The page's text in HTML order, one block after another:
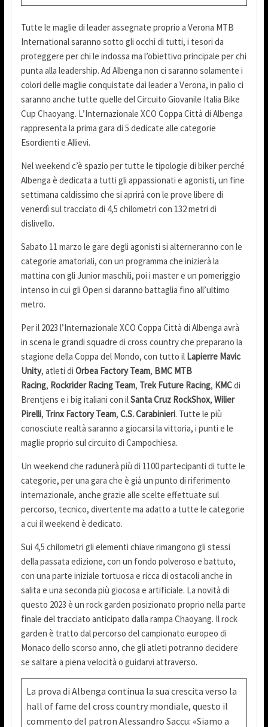
Tutte le maglie di leader assegnate proprio a Verona MTB
International saranno sotto gli occhi di tutti, i tesori da
proteggere per chi le indossa ma l’obiettivo principale per chi
punta alla leadership. Ad Albenga non ci saranno solamente i
colori delle maglie conquistate dai leader a Verona, in palio ci
saranno anche tutte quelle del Circuito Giovanile Italia Bike
Cup Chaoyang. L’Internazionale XCO Coppa Città di Albenga
rappresenta la prima gara di 5 dedicate alle categorie
Esordienti e Allievi.
Nel weekend c’è spazio per tutte le tipologie di biker perché
Albenga è dedicata a tutti gli appassionati e agonisti, un fine
settimana caldissimo che si aprirà con le prove libere di
venerdì sul tracciato di 4,5 chilometri con 132 metri di
dislivello.
Sabato 11 marzo le gare degli agonisti si alterneranno con le
categorie amatoriali, con un programma che inizierà la
mattina con gli Junior maschili, poi i master e un pomeriggio
intenso in cui gli Open si daranno battaglia fino all’ultimo
metro.
Per il 2023 l’Internazionale XCO Coppa Città di Albenga avrà
in scena le grandi squadre di cross country che preparano la
stagione della Coppa del Mondo, con tutto il Lapierre Mavic
Unity, atleti di Orbea Factory Team, BMC MTB
Racing, Rockrider Racing Team, Trek Future Racing, KMCdi
Brentjens e i big italiani con ilSanta Cruz RockShox, Wilier
Pirelli, Trinx Factory Team, C.S. Carabinieri. Tutte le più
conosciute realtà saranno a giocarsi la vittoria, i punti e le
maglie proprio sul circuito di Campochiesa.
Un weekend che radunerà più di 1100 partecipanti di tutte le
categorie, per una gara che è già un punto di riferimento
internazionale, anche grazie alle scelte effettuate sul
percorso, tecnico, divertente ma adatto a tutte le categorie
a cui il weekend è dedicato.
Sui 4,5 chilometri gli elementi chiave rimangono gli stessi
della passata edizione, con un fondo polveroso e battuto,
con una parte iniziale tortuosa e ricca di ostacoli anche in
salita e una seconda più giocosa e artificiale. La novità di
questo 2023 è un rock garden posizionato proprio nella parte
finale del tracciato anticipato dalla rampa Chaoyang. Il rock
garden è tratto dal percorso del campionato europeo di
Monaco dello scorso anno, che gli atleti potranno decidere
se saltare a piena velocità o guidarvi attraverso.
La prova di Albenga continua la sua crescita verso la
hall of fame del cross country mondiale, questo il
commento del patron Alessandro Saccu: «Siamo a